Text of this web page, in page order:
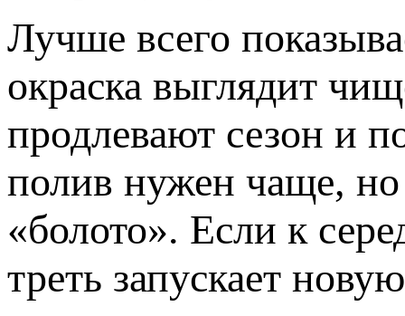
Лучше всего
окраска выглядит
продлевают сезон и
полив нужен чаще, но
«болото». Если к
треть запускает